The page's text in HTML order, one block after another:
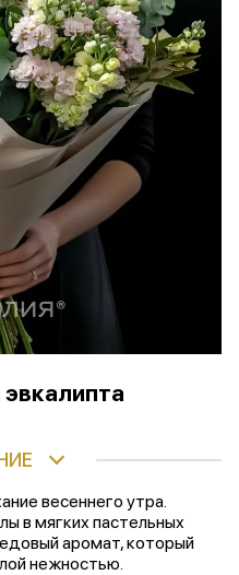
весеннего утра.
в мягких пастельных
аромат, который
нежностью.